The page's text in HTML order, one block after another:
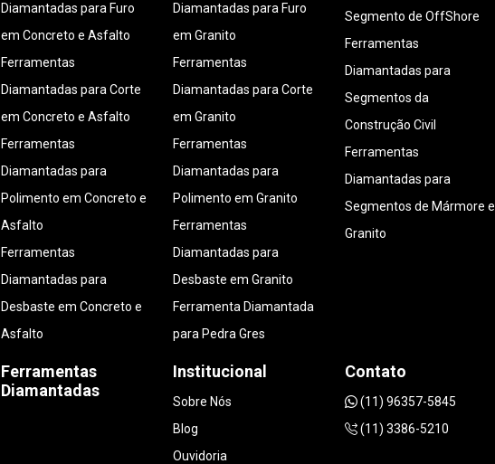
Diamantadas para Furo
em Concreto e Asfalto
Ferramentas
Diamantadas para Corte
em Concreto e Asfalto
Ferramentas
Diamantadas para
Polimento em Concreto e
Asfalto
Ferramentas
Diamantadas para
Desbaste em Concreto e
Asfalto
Diamantadas para Furo
em Granito
Ferramentas
Diamantadas para Corte
em Granito
Ferramentas
Diamantadas para
Polimento em Granito
Ferramentas
Diamantadas para
Desbaste em Granito
Ferramenta Diamantada
para Pedra Gres
Segmento de OffShore
Ferramentas
Diamantadas para
Segmentos da
Construção Civil
Ferramentas
Diamantadas para
Segmentos de Mármore e
Granito
Ferramentas
Diamantadas
Institucional
Sobre Nós
Blog
Ouvidoria
Contato
(11) 96357-5845
(11) 3386-5210